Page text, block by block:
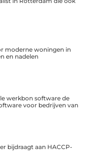
moderne woningen in
en nadelen
werkbon software de
voor bedrijven van
bijdraagt aan HACCP-